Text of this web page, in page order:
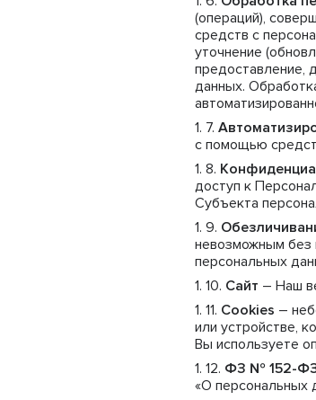
(операций),
средств с
уточнение
предоставление,
данных.
с помощью
доступ к
Субъекта
невозможным без
персональных
Сайт – Наш
Cookies –
или устройстве,
Вы используете
ФЗ № 152-
«О персональных